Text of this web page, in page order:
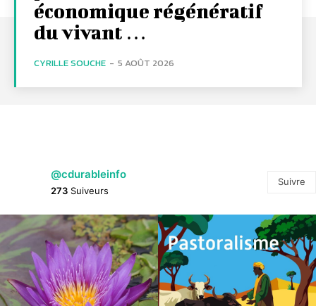
économique régénératif
du vivant …
CYRILLE SOUCHE - 5 AOÛT 2026
@cdurableinfo
273 Suiveurs
Suivre